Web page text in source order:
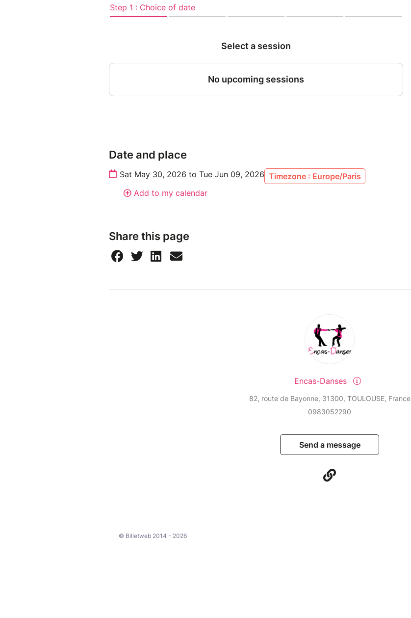
Date and place
Sat May 30, 2026 to Tue Jun 09, 2026 Timezone : Europe/Paris
Add to my calendar
Share this page
Encas-Danses
82, route de Bayonne, 31300, TOULOUSE, France
0983052290
Send a message
© Billetweb 2014 - 2026